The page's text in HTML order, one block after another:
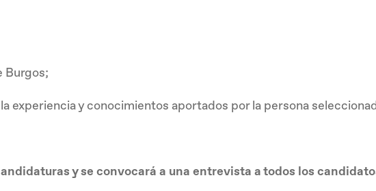
Burgos;
experiencia y conocimientos aportados por la persona
y se convocará a una entrevista a todos los